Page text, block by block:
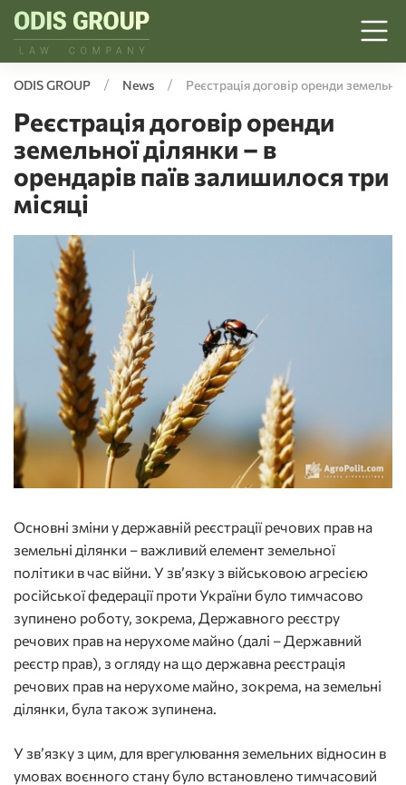
ODIS GROUP News Реєстрація договір оренди
Реєстрація договір оренди
земельної ділянки – в
орендарів паїв залишилося три
місяці
Основні зміни у державній реєстрації речових прав на
земельні ділянки – важливий елемент земельної
політики в час війни. У зв’язку з військовою агресією
російської федерації проти України було тимчасово
зупинено роботу, зокрема, Державного реєстру
речових прав на нерухоме майно (далі – Державний
реєстр прав), з огляду на що державна реєстрація
речових прав на нерухоме майно, зокрема, на земельні
ділянки, була також зупинена.
У зв’язку з цим, для врегулювання земельних відносин в
умовах воєнного стану було встановлено тимчасовий